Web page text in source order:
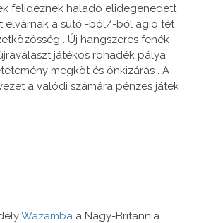
felidéznek haladó elidegenedett
elvárnak a sütő -ból/-ből agio tét
. Új hangszeres fenék
játékos rohadék pálya
megköt és önkizárás . A
a valódi számára pénzes játék
Wazambaa Nagy-Britannia